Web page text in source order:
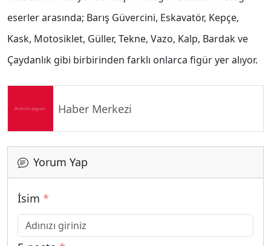
eserler arasında; Barış Güvercini, Eskavatör, Kepçe,
Kask, Motosiklet, Güller, Tekne, Vazo, Kalp, Bardak ve
Çaydanlık gibi birbirinden farklı onlarca figür yer alıyor.
Haber Merkezi
Yorum Yap
İsim *